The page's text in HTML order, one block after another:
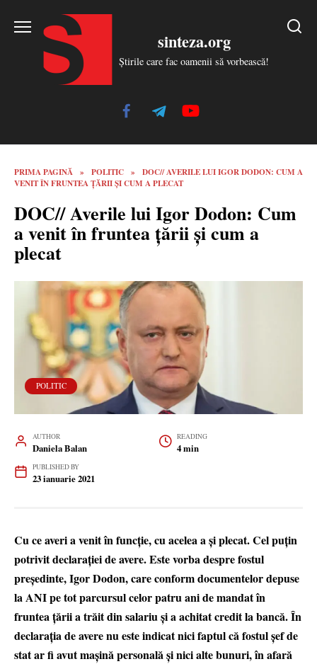
sinteza.org
Știrile care fac oamenii să vorbească!
PRIMA PAGINĂ » POLITIC »
DOC// AVERILE LUI IGOR DODON: CUM A
VENIT ÎN FRUNTEA ȚĂRII ȘI CUM A PLECAT
DOC// Averile lui Igor Dodon: Cum
a venit în fruntea țării și cum a
plecat
POLITIC
AUTHOR
Daniela Balan
READING
4 min
PUBLISHED BY
23 ianuarie 2021
Cu ce averi a venit în funcție, cu acelea a și plecat. Cel puțin
potrivit declarației de avere. Este vorba despre fostul
președinte, Igor Dodon, care conform documentelor depuse
la ANI pe tot parcursul celor patru ani de mandat în
fruntea țării a trăit din salariu și a achitat credit la bancă. În
declarația de avere nu este indicat nici faptul că fostul șef de
stat ar fi avut mașină personală și nici alte bunuri, în afară